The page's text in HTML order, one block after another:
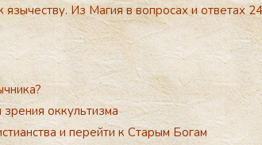
язычеству. Из Магия в вопросах и ответах
оккультизма
и перейти к Старым Богам